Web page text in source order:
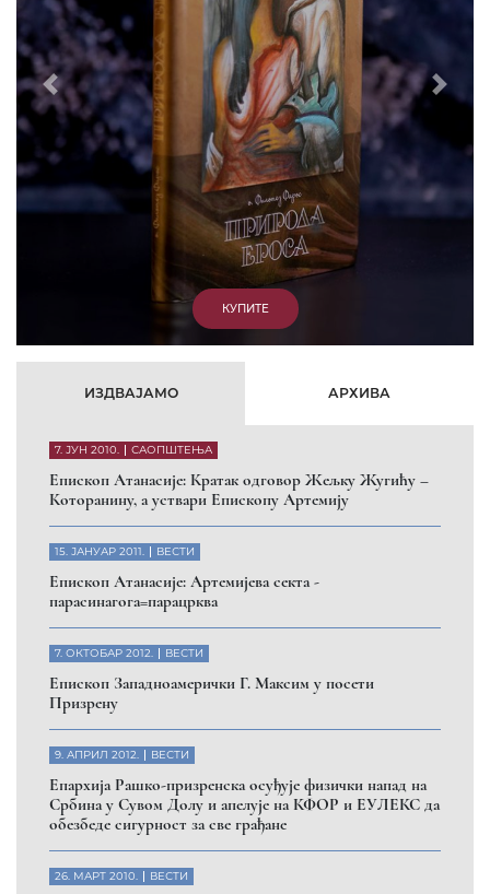
КУПИТЕ
Prethodni
ИЗДВАЈАМО АРХИВА
7. ЈУН 2010. САОПШТЕЊА
Eпископ Атанасије: Кратак одговор Жељку Жугићу –
Которанину, а уствари Епископу Артемију
15. ЈАНУАР 2011. ВЕСТИ
Eпископ Атанасије: Артемијева секта -
парасинагога=парацрква
7. ОКТОБАР 2012. ВЕСТИ
Eпископ Западноамерички Г. Максим у посети
Призрену
9. АПРИЛ 2012. ВЕСТИ
Eпархија Рашко-призренска осуђује физички напад на
Србина у Сувом Долу и апелује на КФОР и ЕУЛЕКС да
обезбеде сигурност за све грађане
26. МАРТ 2010. ВЕСТИ